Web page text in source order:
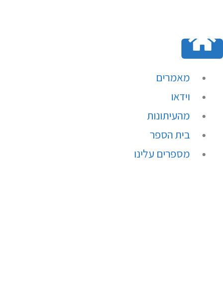
מאמרים
וידאו
מהעיתונות
בית הספר
מספרים עלינו